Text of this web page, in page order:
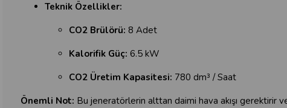
Teknik Özellikler:
CO2 Brülörü: 8 Adet
Kalorifik Güç: 6.5 kW
CO2 Üretim Kapasitesi: 780 dm³ / Saat
Önemli Not: Bu jeneratörlerin alttan daimi hava akışı gerektirir